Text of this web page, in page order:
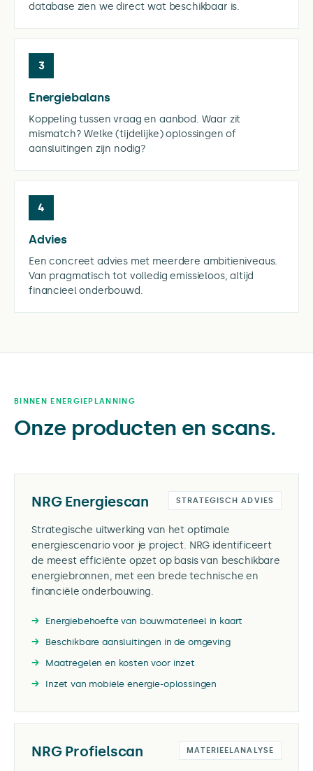
database zien we direct wat beschikbaar is.
3
Energiebalans
Koppeling tussen vraag en aanbod. Waar zit
mismatch? Welke (tijdelijke) oplossingen of
aansluitingen zijn nodig?
4
Advies
Een concreet advies met meerdere ambitieniveaus.
Van pragmatisch tot volledig emissieloos, altijd
financieel onderbouwd.
BINNEN ENERGIEPLANNING
Onze producten en scans.
NRG Energiescan STRATEGISCH ADVIES
Strategische uitwerking van het optimale
energiescenario voor je project. NRG identificeert
de meest efficiënte opzet op basis van beschikbare
energiebronnen, met een brede technische en
financiële onderbouwing.
Energiebehoefte van bouwmaterieel in kaart
Beschikbare aansluitingen in de omgeving
Maatregelen en kosten voor inzet
Inzet van mobiele energie-oplossingen
NRG Profielscan MATERIEELANALYSE